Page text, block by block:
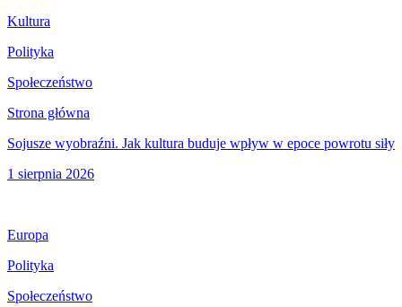
Kultura
Polityka
Społeczeństwo
Strona główna
Sojusze wyobraźni. Jak kultura buduje wpływ w epoce powrotu siły
1 sierpnia 2026
Europa
Polityka
Społeczeństwo